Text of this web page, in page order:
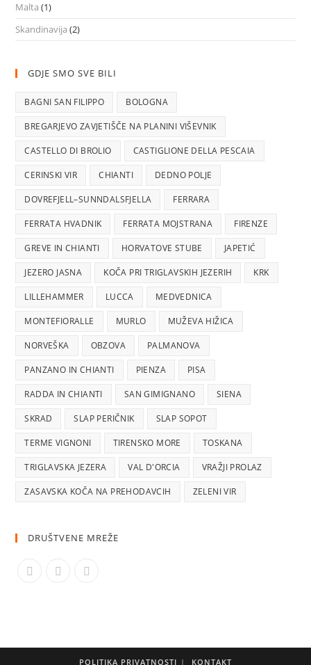
Malta (1)
Skandinavija (2)
GDJE SMO SVE BILI
BAGNI SAN FILIPPO BOLOGNA
BREGARJEVO ZAVJETIŠČE NA PLANINI VIŠEVNIK
CASTELLO DI BROLIO CASTIGLIONE DELLA PESCAIA
CERINSKI VIR CHIANTI DEDNO POLJE
DOVREFJELL–SUNNDALSFJELLA FERRARA
FERRATA HVADNIK FERRATA MOJSTRANA FIRENZE
GREVE IN CHIANTI HORVATOVE STUBE JAPETIĆ
JEZERO JASNA KOČA PRI TRIGLAVSKIH JEZERIH KRK
LILLEHAMMER LUCCA MEDVEDNICA
MONTEFIORALLE MURLO MUŽEVA HIŽICA
NORVEŠKA OBZOVA PALMANOVA
PANZANO IN CHIANTI PIENZA PISA
RADDA IN CHIANTI SAN GIMIGNANO SIENA
SKRAD SLAP PERIČNIK SLAP SOPOT
TERME VIGNONI TIRENSKO MORE TOSKANA
TRIGLAVSKA JEZERA VAL D'ORCIA VRAŽJI PROLAZ
ZASAVSKA KOČA NA PREHODAVCIH ZELENI VIR
DRUŠTVENE MREŽE
tab
tab
tab
POLITIKA PRIVATNOSTI KONTAKT